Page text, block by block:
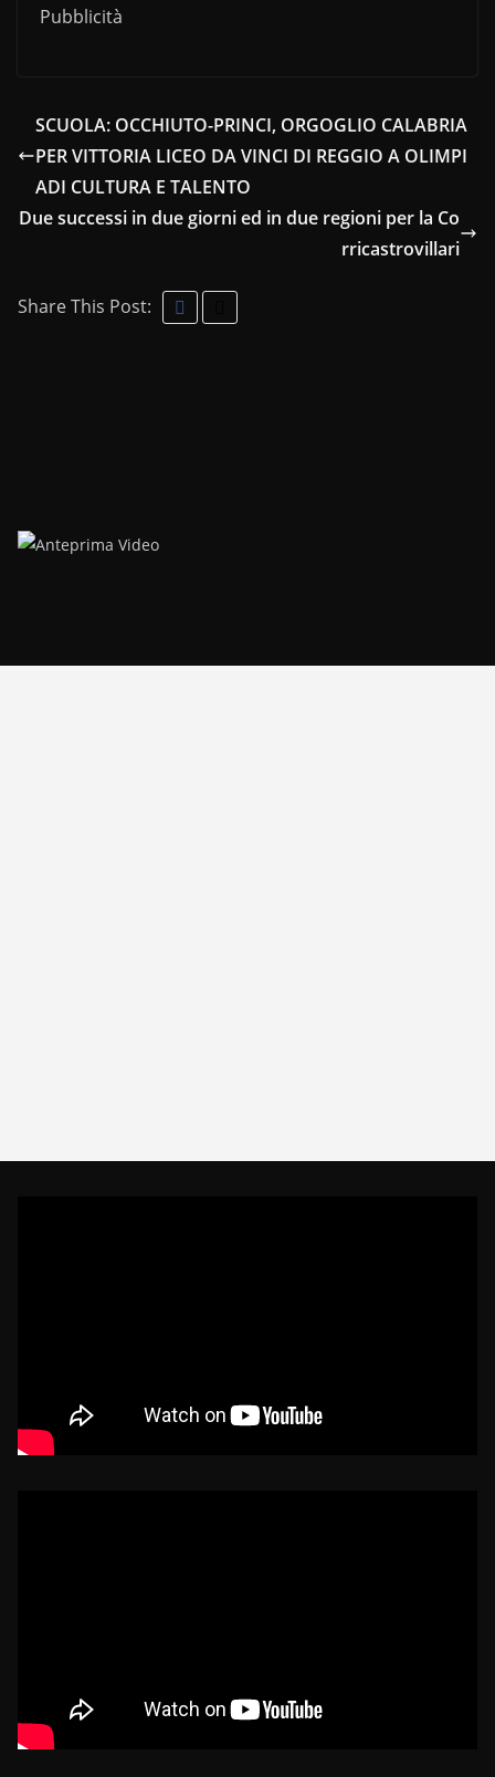
Pubblicità
SCUOLA: OCCHIUTO-PRINCI, ORGOGLIO CALABRIA
PER VITTORIA LICEO DA VINCI DI REGGIO A OLIMPI
ADI CULTURA E TALENTO
Due successi in due giorni ed in due regioni per la Co
rricastrovillari
Share This Post: